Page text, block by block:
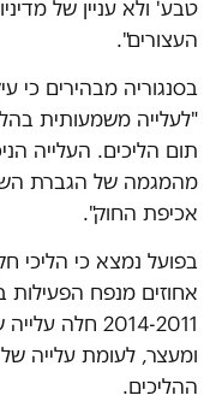
טבע' ולא עניין של
העצורים".
בסנגוריה מבהירים כי
"לעלייה משמעותית
תום הליכים. העלייה
מהמגמה של הגברת
אכיפת החוק".
אחוזים מנפח הפעילות
ההליכים.